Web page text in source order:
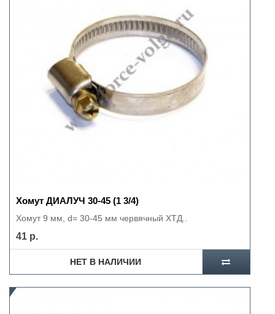
Хомут ДИАЛУЧ 30-45 (1 3/4)
Хомут 9 мм, d= 30-45 мм червячный ХТД..
41 р.
НЕТ В НАЛИЧИИ